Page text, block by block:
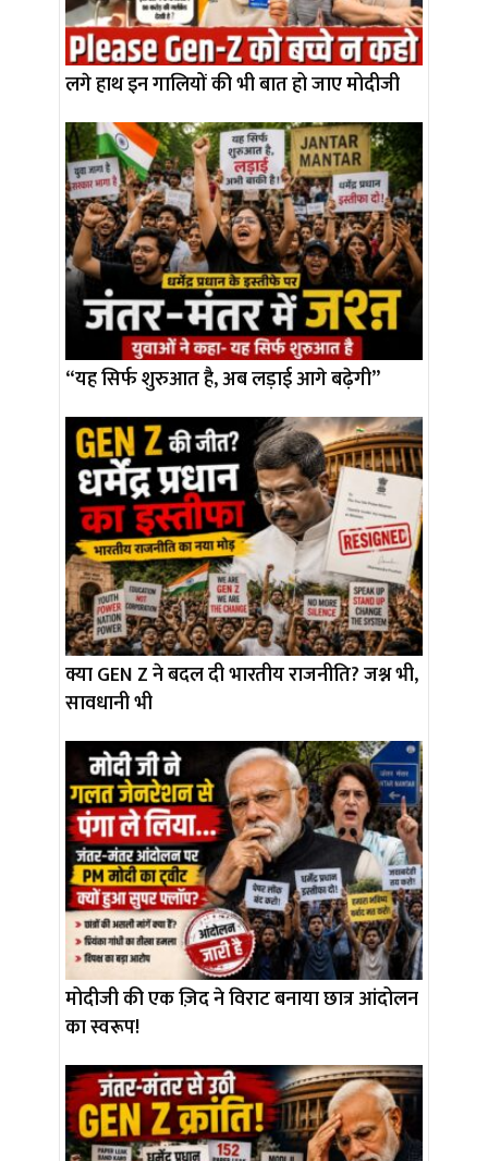
लगे हाथ इन गालियों की भी बात हो जाए मोदीजी
“यह सिर्फ शुरुआत है, अब लड़ाई आगे बढ़ेगी”
क्या GEN Z ने बदल दी भारतीय राजनीति? जश्न भी,
सावधानी भी
मोदीजी की एक ज़िद ने विराट बनाया छात्र आंदोलन
का स्वरूप!